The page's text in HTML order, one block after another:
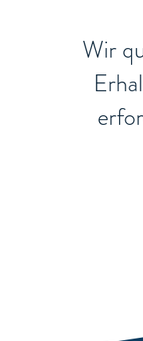
Wir